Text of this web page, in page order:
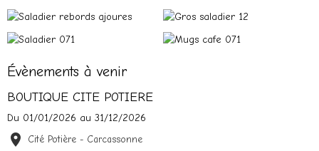
Évènements à venir
BOUTIQUE CITE POTIERE
Du 01/01/2026 au 31/12/2026
Cité Potière - Carcassonne